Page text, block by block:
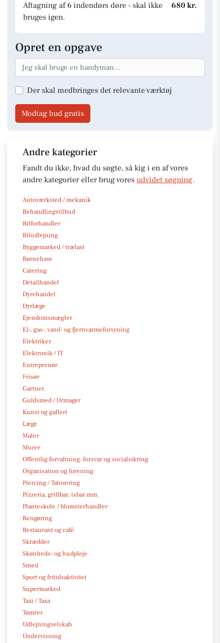
Aftagning af 6 indendørs døre - skal ikke
bruges igen.
680 kr.
Opret en opgave
Der skal medbringes det relevante værktøj
Modtag bud gratis
Andre kategorier
Fandt du ikke, hvad du søgte, så kig i en af vores
andre kategorier eller brug vores udvidet søgning.
Autoværksted / mekanik
Behandlingstilbud
Bilforhandler
Biludlejning
Byggemarked / trælast
Børnehave
Catering
Detailhandel
Dyrehandel
Dyrlæge
Ejendomsmægler
El-, gas-, vand- og fjernvarmeforsyning
Elektriker
Elektronik / IT
Entreprenør
Frisør
Gartner
Guldsmed / Urmager
Kunst og galleri
Læge
Maler
Murer
Offentlig forvaltning, forsvar og socialsikring
Organisation og forening
Piercing / Tatovering
Pizzeria, grillbar, isbar mm.
Planteskole / blomsterhandler
Rengøring
Restaurant og café
Skrædder
Skønheds- og hudpleje
Smed
Sport og fritidsaktivitet
Supermarked
Taxi / Taxa
Tømrer
Udlejningselskab
Undervisning